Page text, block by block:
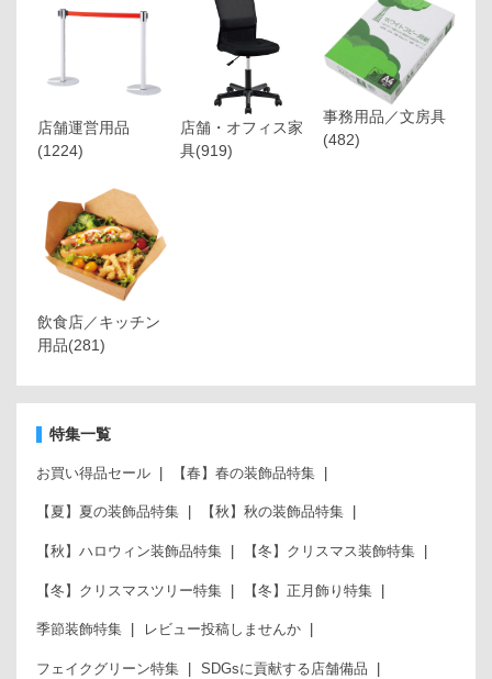
店舗運営用品
(1224)
店舗・オフィス家
具(919)
事務用品／文房具
(482)
飲食店／キッチン
用品(281)
特集一覧
お買い得品セール 【春】春の装飾品特集
【夏】夏の装飾品特集 【秋】秋の装飾品特集
【秋】ハロウィン装飾品特集 【冬】クリスマス装飾特集
【冬】クリスマスツリー特集 【冬】正月飾り特集
季節装飾特集 レビュー投稿しませんか
フェイクグリーン特集 SDGsに貢献する店舗備品